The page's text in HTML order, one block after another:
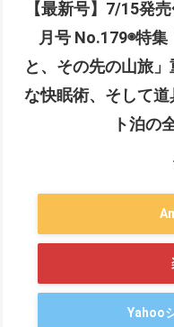
【最新号】7/15発
月号 No.179◉特
と、その先の山旅
な快眠術、そして
ト泊の
Yahoo